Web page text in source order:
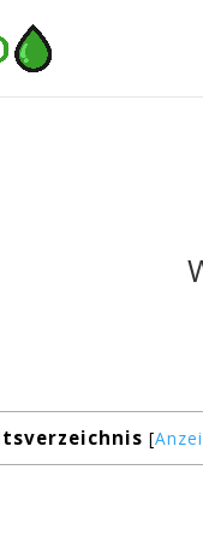
[